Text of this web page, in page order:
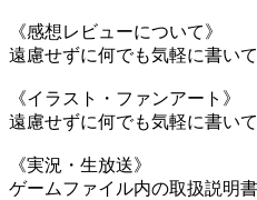
《感想レビューについて》
遠慮せずに何でも気軽に書い
《イラスト・ファンアート》
遠慮せずに何でも気軽に書い
《実況・生放送》
ゲームファイル内の取扱説明